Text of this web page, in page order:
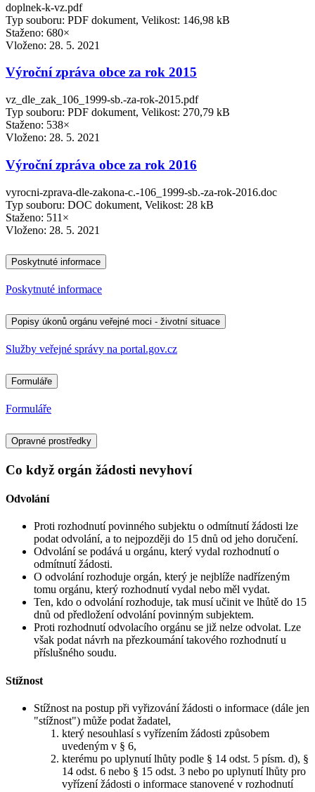
doplnek-k-vz.pdf
Typ souboru: PDF dokument, Velikost: 146,98 kB
Staženo: 680×
Vloženo: 28. 5. 2021
Výroční zpráva obce za rok 2015
vz_dle_zak_106_1999-sb.-za-rok-2015.pdf
Typ souboru: PDF dokument, Velikost: 270,79 kB
Staženo: 538×
Vloženo: 28. 5. 2021
Výroční zpráva obce za rok 2016
vyrocni-zprava-dle-zakona-c.-106_1999-sb.-za-rok-2016.doc
Typ souboru: DOC dokument, Velikost: 28 kB
Staženo: 511×
Vloženo: 28. 5. 2021
Poskytnuté informace
Poskytnuté informace
Popisy úkonů orgánu veřejné moci - životní situace
Služby veřejné správy na portal.gov.cz
Formuláře
Formuláře
Opravné prostředky
Co když orgán žádosti nevyhoví
Odvolání
Proti rozhodnutí povinného subjektu o odmítnutí žádosti lze
podat odvolání, a to nejpozději do 15 dnů od jeho doručení.
Odvolání se podává u orgánu, který vydal rozhodnutí o
odmítnutí žádosti.
O odvolání rozhoduje orgán, který je nejblíže nadřízeným
tomu orgánu, který rozhodnutí vydal nebo měl vydat.
Ten, kdo o odvolání rozhoduje, tak musí učinit ve lhůtě do 15
dnů od předložení odvolání povinným subjektem.
Proti rozhodnutí odvolacího orgánu se již nelze odvolat. Lze
však podat návrh na přezkoumání takového rozhodnutí u
příslušného soudu.
Stížnost
Stížnost na postup při vyřizování žádosti o informace (dále jen
"stížnost") může podat žadatel,
který nesouhlasí s vyřízením žádosti způsobem
uvedeným v § 6,
kterému po uplynutí lhůty podle § 14 odst. 5 písm. d), §
14 odst. 6 nebo § 15 odst. 3 nebo po uplynutí lhůty pro
vyřízení žádosti o informace stanovené v rozhodnutí